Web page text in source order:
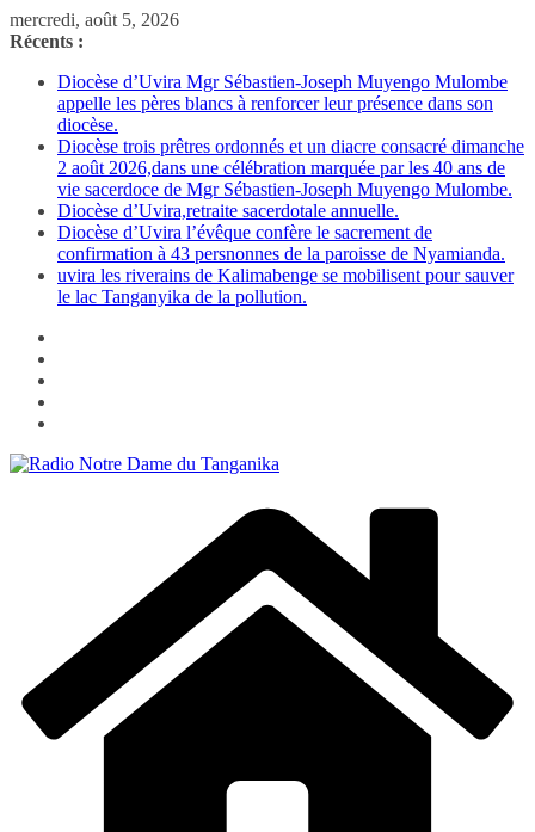
Passer
au
mercredi, août 5, 2026
Récents :
Diocèse d’Uvira Mgr Sébastien-Joseph Muyengo Mulombe
appelle les pères blancs à renforcer leur présence dans son
diocèse.
Diocèse trois prêtres ordonnés et un diacre consacré dimanche
2 août 2026,dans une célébration marquée par les 40 ans de
vie sacerdoce de Mgr Sébastien-Joseph Muyengo Mulombe.
Diocèse d’Uvira,retraite sacerdotale annuelle.
Diocèse d’Uvira l’évêque confère le sacrement de
confirmation à 43 persnonnes de la paroisse de Nyamianda.
uvira les riverains de Kalimabenge se mobilisent pour sauver
le lac Tanganyika de la pollution.